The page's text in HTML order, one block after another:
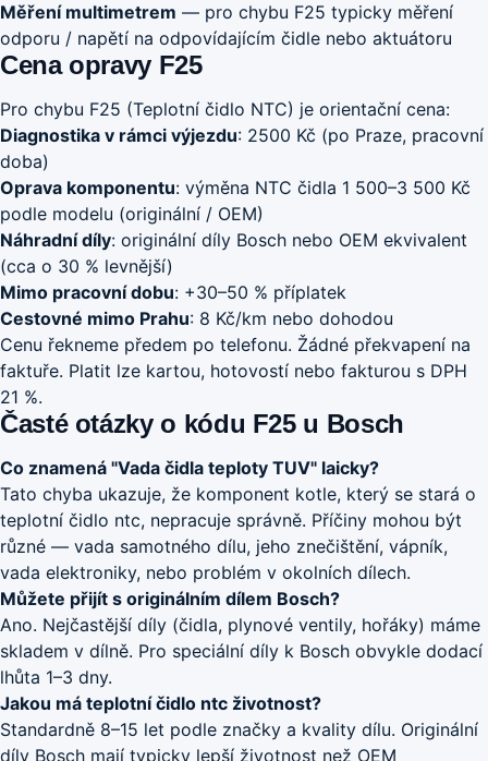
Měření multimetrem — pro chybu F25 typicky měření
odporu / napětí na odpovídajícím čidle nebo aktuátoru
Cena opravy F25
Pro chybu F25 (Teplotní čidlo NTC) je orientační cena:
Diagnostika v rámci výjezdu: 2500 Kč (po Praze, pracovní
doba)
Oprava komponentu: výměna NTC čidla 1 500–3 500 Kč
podle modelu (originální / OEM)
Náhradní díly: originální díly Bosch nebo OEM ekvivalent
(cca o 30 % levnější)
Mimo pracovní dobu: +30–50 % příplatek
Cestovné mimo Prahu: 8 Kč/km nebo dohodou
Cenu řekneme předem po telefonu. Žádné překvapení na
faktuře. Platit lze kartou, hotovostí nebo fakturou s DPH
21 %.
Časté otázky o kódu F25 u Bosch
Co znamená "Vada čidla teploty TUV" laicky?
Tato chyba ukazuje, že komponent kotle, který se stará o
teplotní čidlo ntc, nepracuje správně. Příčiny mohou být
různé — vada samotného dílu, jeho znečištění, vápník,
vada elektroniky, nebo problém v okolních dílech.
Můžete přijít s originálním dílem Bosch?
Ano. Nejčastější díly (čidla, plynové ventily, hořáky) máme
skladem v dílně. Pro speciální díly k Bosch obvykle dodací
lhůta 1–3 dny.
Jakou má teplotní čidlo ntc životnost?
Standardně 8–15 let podle značky a kvality dílu. Originální
díly Bosch mají typicky lepší životnost než OEM